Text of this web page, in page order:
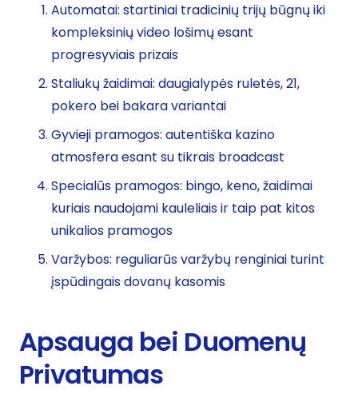
Automatai: startiniai tradicinių trijų būgnų iki
kompleksinių video lošimų esant
progresyviais prizais
Staliukų žaidimai: daugialypės ruletės, 21,
pokero bei bakara variantai
Gyvieji pramogos: autentiška kazino
atmosfera esant su tikrais broadcast
Specialūs pramogos: bingo, keno, žaidimai
kuriais naudojami kauleliais ir taip pat kitos
unikalios pramogos
Varžybos: reguliarūs varžybų renginiai turint
įspūdingais dovanų kasomis
Apsauga bei Duomenų
Privatumas